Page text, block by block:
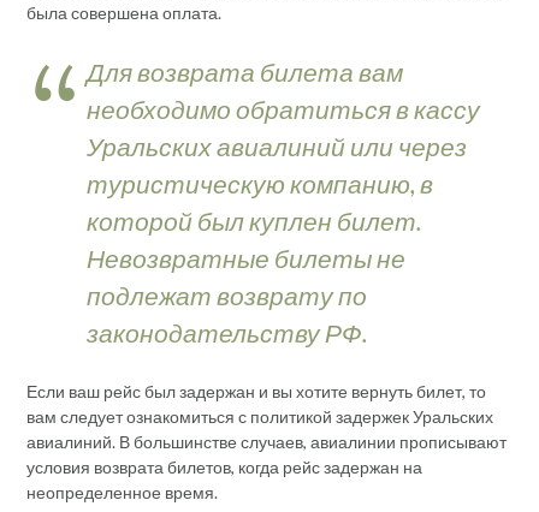
была совершена оплата.
Для возврата билета вам
необходимо обратиться в кассу
Уральских авиалиний или через
туристическую компанию, в
которой был куплен билет.
Невозвратные билеты не
подлежат возврату по
законодательству РФ.
Если ваш рейс был задержан и вы хотите вернуть билет, то
вам следует ознакомиться с политикой задержек Уральских
авиалиний. В большинстве случаев, авиалинии прописывают
условия возврата билетов, когда рейс задержан на
неопределенное время.